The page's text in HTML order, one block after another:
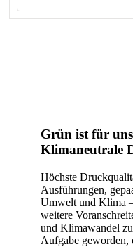
Grün ist für
Klimaneutrale
Höchste
Ausführungen,
Umwelt und Klima
weitere
und Klimawandel
Aufgabe geworden,